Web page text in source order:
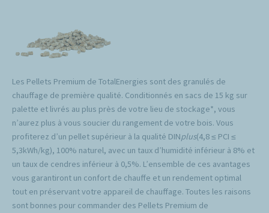
Les Pellets Premium de TotalEnergies sont des granulés de
chauffage de première qualité. Conditionnés en sacs de 15 kg sur
palette et livrés au plus près de votre lieu de stockage*, vous
n’aurez plus à vous soucier du rangement de votre bois. Vous
profiterez d’un pellet supérieur à la qualité DINplus(4,8 ≤ PCI ≤
5,3kWh/kg), 100% naturel, avec un taux d’humidité inférieur à 8% et
un taux de cendres inférieur à 0,5%. L’ensemble de ces avantages
vous garantiront un confort de chauffe et un rendement optimal
tout en préservant votre appareil de chauffage. Toutes les raisons
sont bonnes pour commander des Pellets Premium de